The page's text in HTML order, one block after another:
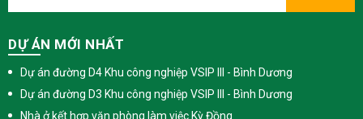
DỰ ÁN MỚI NHẤT
Dự án đường D4 Khu công nghiệp VSIP III - Bình Dương
Dự án đường D3 Khu công nghiệp VSIP III - Bình Dương
Nhà ở kết hợp văn phòng làm việc Kỳ Đồng